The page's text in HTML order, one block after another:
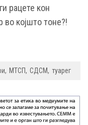
рацете кон
во којшто тоне?!
МТСП СДСМ туарег